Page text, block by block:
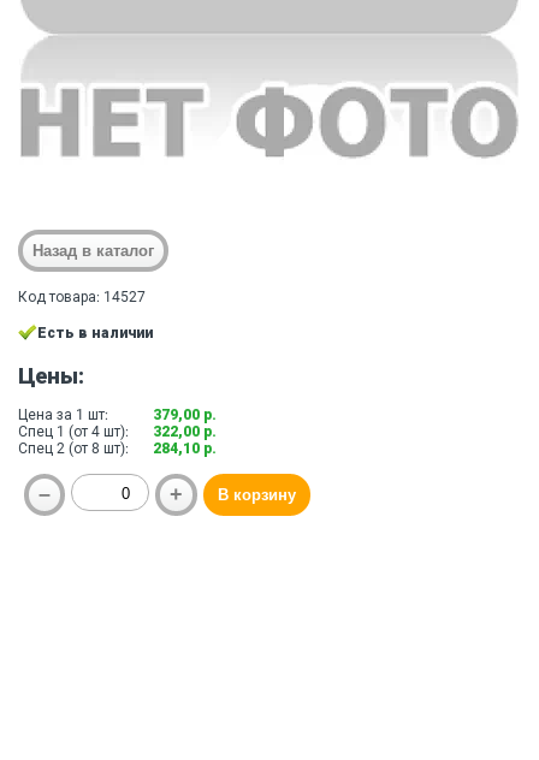
Код товара: 14527
Есть в наличии
Цены:
Цена за 1 шт:
379,00 р.
Спец 1 (от 4 шт):
322,00 р.
Спец 2 (от 8 шт):
284,10 р.